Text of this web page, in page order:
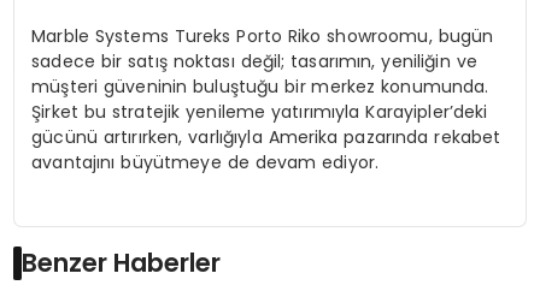
Marble Systems Tureks Porto Riko showroomu, bugün
sadece bir satış noktası değil; tasarımın, yeniliğin ve
müşteri güveninin buluştuğu bir merkez konumunda.
Şirket bu stratejik yenileme yatırımıyla Karayipler’deki
gücünü artırırken, varlığıyla Amerika pazarında rekabet
avantajını büyütmeye de devam ediyor.
Benzer Haberler